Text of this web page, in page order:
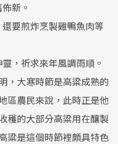
新。
要煎炸烹製雞鴨魚肉等
，祈求來年風調雨順。
，大寒時節是高粱成熟的
區農民來說，此時正是他
穫的大部分高粱用在釀製
粱是這個時節裡頗具特色